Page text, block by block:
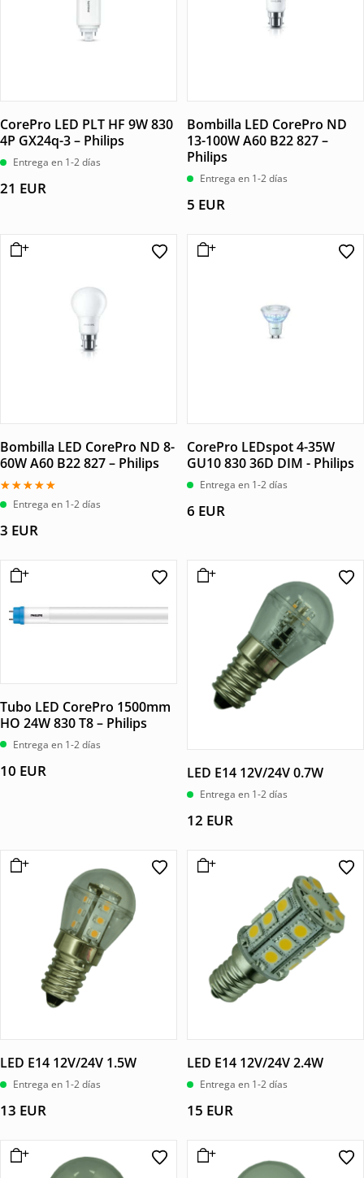
CorePro LED PLT HF 9W 830
4P GX24q-3 – Philips
Entrega en 1-2 días
21 EUR
Bombilla LED CorePro ND
13-100W A60 B22 827 –
Philips
Entrega en 1-2 días
5 EUR
Bombilla LED CorePro ND 8-
60W A60 B22 827 – Philips
Valorado
con
de 5
Entrega en 1-2 días
3 EUR
CorePro LEDspot 4-35W
GU10 830 36D DIM - Philips
Entrega en 1-2 días
6 EUR
Tubo LED CorePro 1500mm
HO 24W 830 T8 – Philips
Entrega en 1-2 días
10 EUR LED E14 12V/24V 0.7W
Entrega en 1-2 días
12 EUR
LED E14 12V/24V 1.5W
Entrega en 1-2 días
13 EUR
LED E14 12V/24V 2.4W
Entrega en 1-2 días
15 EUR